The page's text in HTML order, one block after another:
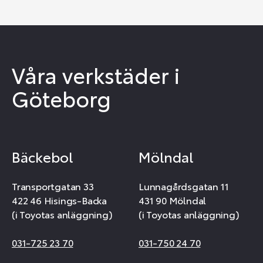
Våra verkstäder i
Göteborg
Bäckebol
Transportgatan 33
422 46 Hisings-Backa
(i Toyotas anläggning)
031-725 23 70
Mölndal
Lunnagårdsgatan 11
431 90 Mölndal
(i Toyotas anläggning)
031-750 24 70